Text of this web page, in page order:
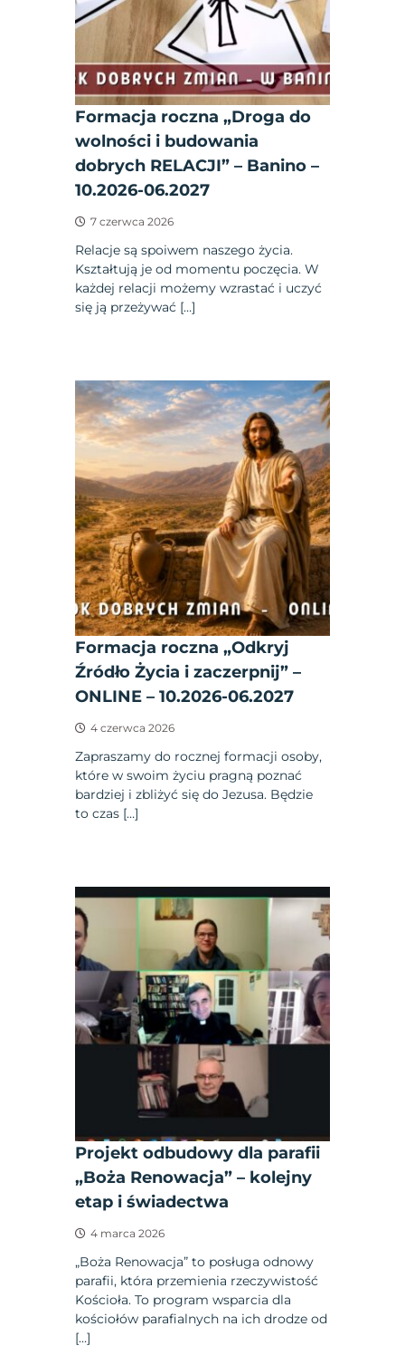
Formacja roczna „Droga do
wolności i budowania
dobrych RELACJI” – Banino –
10.2026-06.2027
7 czerwca 2026
Relacje są spoiwem naszego życia.
Kształtują je od momentu poczęcia. W
każdej relacji możemy wzrastać i uczyć
się ją przeżywać […]
Formacja roczna „Odkryj
Źródło Życia i zaczerpnij” –
ONLINE – 10.2026-06.2027
4 czerwca 2026
Zapraszamy do rocznej formacji osoby,
które w swoim życiu pragną poznać
bardziej i zbliżyć się do Jezusa. Będzie
to czas […]
Projekt odbudowy dla parafii
„Boża Renowacja” – kolejny
etap i świadectwa
4 marca 2026
„Boża Renowacja” to posługa odnowy
parafii, która przemienia rzeczywistość
Kościoła. To program wsparcia dla
kościołów parafialnych na ich drodze od
[…]